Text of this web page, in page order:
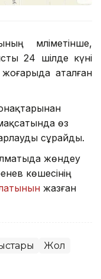
мәліметінше,
24 шілде күні
аталған
өз
сұрайды.
жөндеу
көшесінің
жазған
Жол